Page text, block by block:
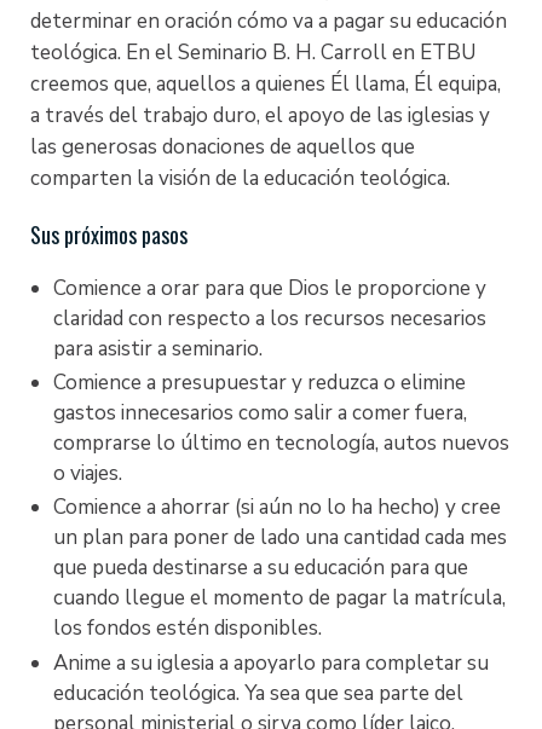
el ministerio. Encontrará una descripción de los
cursos al final del manual estudiantil.
Requisitos para el Certificado en Ministerio
Completar estos cuatro (4) cursos:
MINS 1117 Introducción al Ministerio Cristiano
MINS 1130 Doctrina Cristiana II
MINS 1131 Introducción a la Historia del
Cristianismo
Completar estos catorce (14) cursos:
MINS 1121 Interpretación de la Biblia para la
predicación y la enseñanza
MINS 1111 Antiguo Testamento: El Pentateuco
MINS 1112 Antiguo Testamento: De la
Conquista al Exilio
MINS 1113 Antiguo Testamento: El Exilio y el
Período Intertestamental
MINS 1114 El Período Interbíblico y los
categorías: (1) Personas con llamado al ministerio,
con empleo secular a tiempo completo, deseando
servir en el liderazgo ministerial en una iglesia; y (2)
personas sirviendo en diversos roles ministeriales
en una iglesia local, deseando aumentar su
conocimiento en áreas específicas de la Biblia y el
¿Quién puede participar del programa?
Cualquier adulto puede participar en este programa
de estudio. El Certificado en Ministerio no es un
título universitario, por lo que no hay requisitos
educacionales previos.
¿Se pueden aplicar los créditos de los cursos
hacia un título universitario?
Personas que deseen continuar sus estudios
después del Certificado en Ministerio en nuestra
Universidad deben solicitar para admisión y cumplir
con todos los requisitos. Todos los cursos tomados
en el programa de Certificado en Ministerio son para
crédito académico (un crédito académico de una (1)
determinar en oración cómo va a pagar su educación
teológica. En el Seminario B. H. Carroll en ETBU
creemos que, aquellos a quienes Él llama, Él equipa,
a través del trabajo duro, el apoyo de las iglesias y
las generosas donaciones de aquellos que
comparten la visión de la educación teológica.
Sus próximos pasos
Comience a orar para que Dios le proporcione y
claridad con respecto a los recursos necesarios
para asistir a seminario.
Comience a presupuestar y reduzca o elimine
gastos innecesarios como salir a comer fuera,
comprarse lo último en tecnología, autos nuevos
o viajes.
Comience a ahorrar (si aún no lo ha hecho) y cree
un plan para poner de lado una cantidad cada mes
que pueda destinarse a su educación para que
cuando llegue el momento de pagar la matrícula,
los fondos estén disponibles.
Anime a su iglesia a apoyarlo para completar su
educación teológica. Ya sea que sea parte del
personal ministerial o sirva como líder laico,